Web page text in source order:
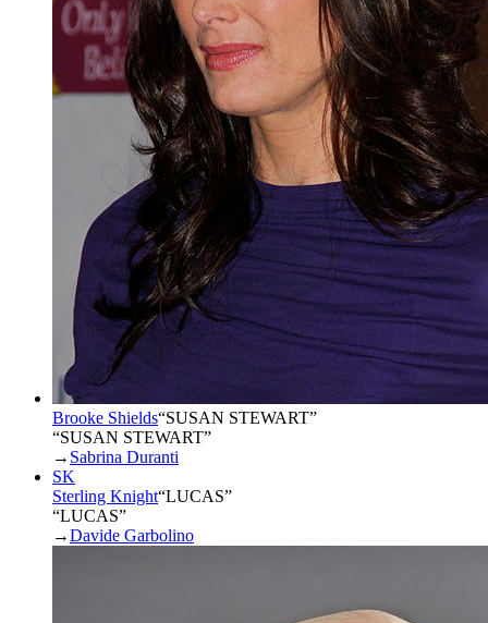
Brooke Shields“SUSAN STEWART”
“SUSAN STEWART”
→ Sabrina Duranti
SK
Sterling Knight“LUCAS”
“LUCAS”
→Davide Garbolino